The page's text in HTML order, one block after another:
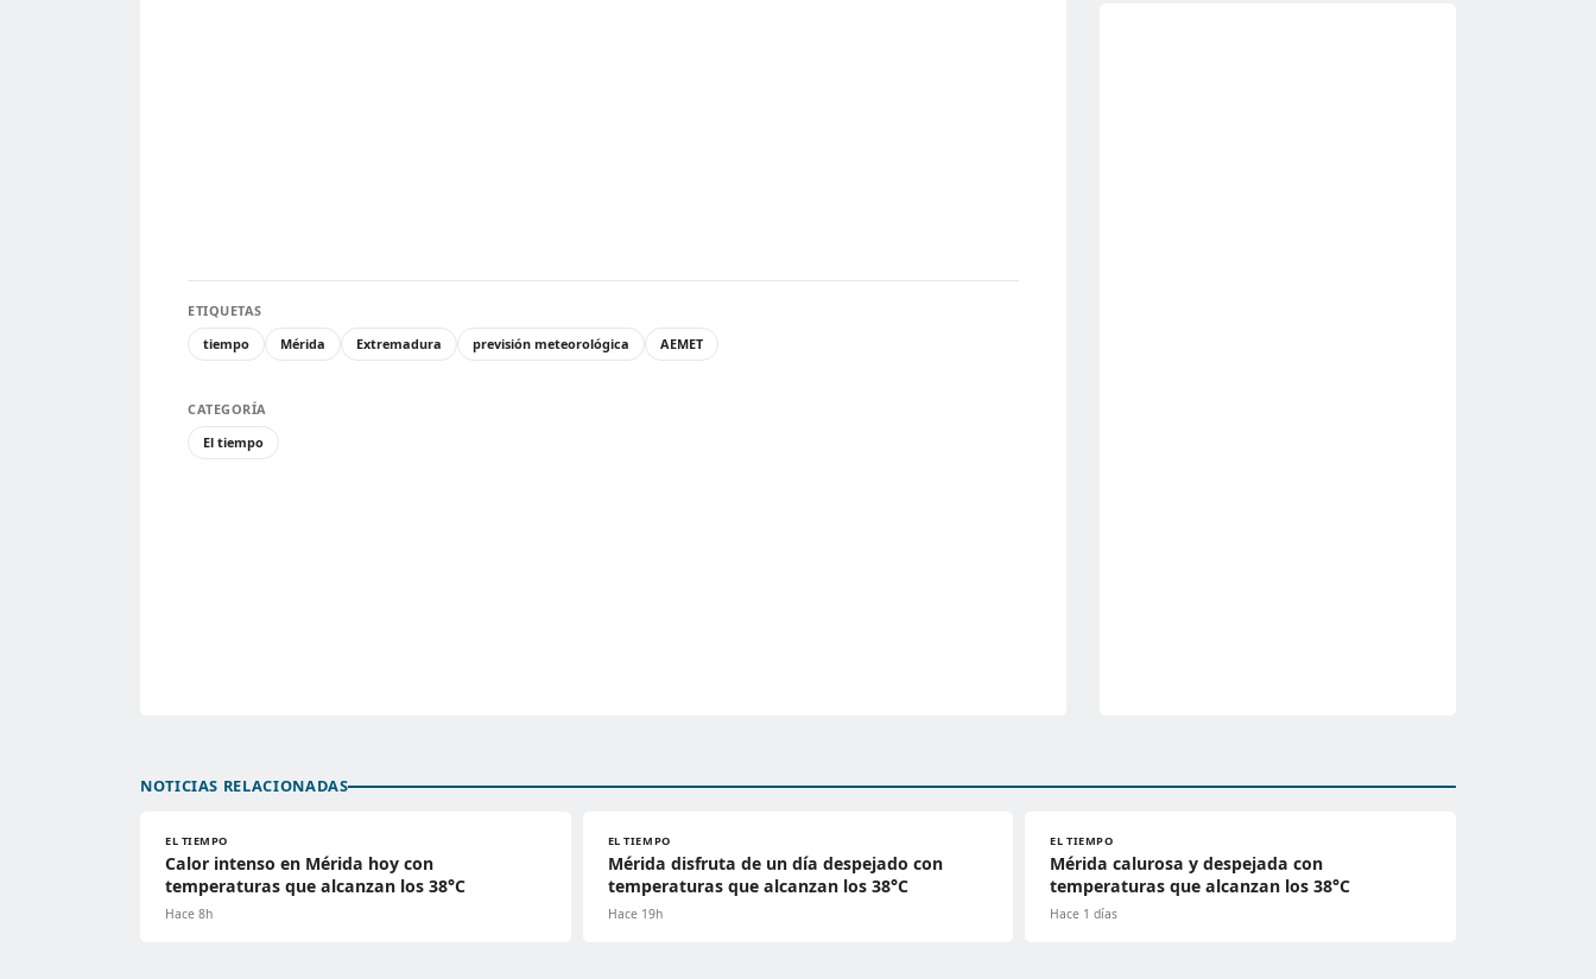
ETIQUETAS
tiempo
Mérida Extremadura previsión meteorológica AEMET
CATEGORÍA
El tiempo
NOTICIAS RELACIONADAS
EL TIEMPO
Calor intenso en Mérida hoy con
temperaturas que alcanzan los 38°C
Hace 8h
EL TIEMPO
Mérida disfruta de un día despejado con
temperaturas que alcanzan los 38°C
Hace 19h
EL TIEMPO
Mérida calurosa y despejada con
temperaturas que alcanzan los 38°C
Hace 1 días